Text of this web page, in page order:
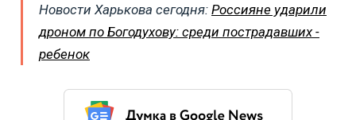
Новости Харькова сегодня: Россияне ударили
дроном по Богодухову: среди пострадавших -
ребенок